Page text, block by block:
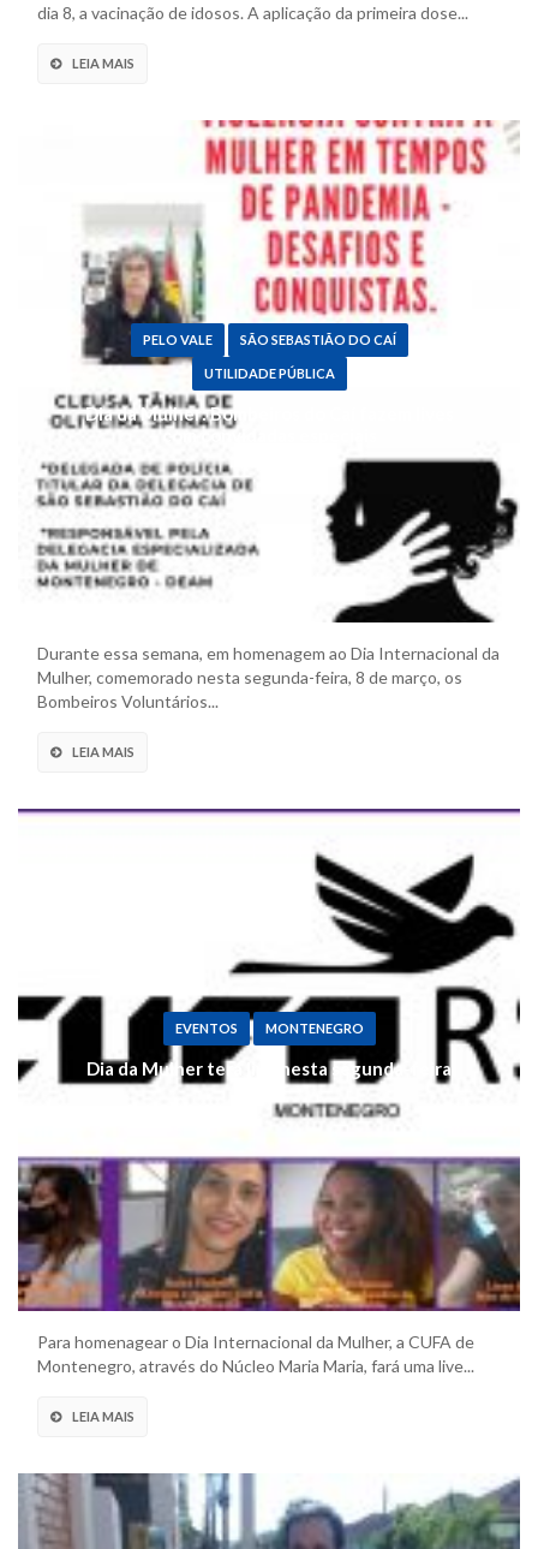
dia 8, a vacinação de idosos. A aplicação da primeira dose...
LEIA MAIS
PELO VALE SÃO SEBASTIÃO DO CAÍ
UTILIDADE PÚBLICA
Dia da Mulher: Bombeiros do Caí fazem lives
com convidadas especiais
Durante essa semana, em homenagem ao Dia Internacional da
Mulher, comemorado nesta segunda-feira, 8 de março, os
Bombeiros Voluntários...
LEIA MAIS
EVENTOS MONTENEGRO
Dia da Mulher terá live nesta segunda-feira
Para homenagear o Dia Internacional da Mulher, a CUFA de
Montenegro, através do Núcleo Maria Maria, fará uma live...
LEIA MAIS